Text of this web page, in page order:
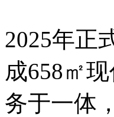
2025年正
成658㎡
务于一体